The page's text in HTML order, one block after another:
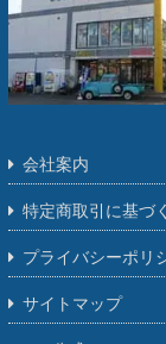
会社案内
特定商取引に基づ
プライバシーポリ
サイトマップ